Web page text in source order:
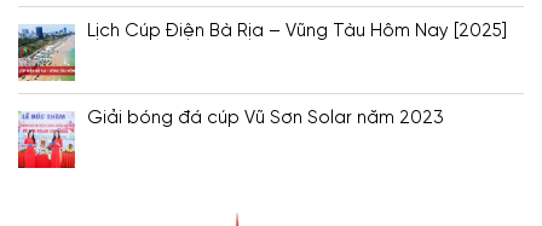
Lịch Cúp Điện Bà Rịa – Vũng Tàu Hôm Nay [2025]
Giải bóng đá cúp Vũ Sơn Solar năm 2023